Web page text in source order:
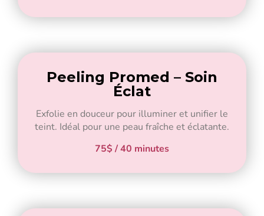
Peeling Promed – Soin
Éclat
Exfolie en douceur pour illuminer et unifier le
teint. Idéal pour une peau fraîche et éclatante.
75$ / 40 minutes